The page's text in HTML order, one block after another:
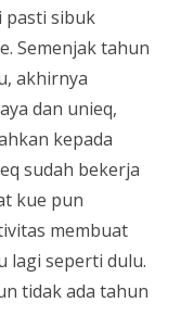
pasti sibuk
Semenjak tahun
akhirnya
dan unieq,
kepada
sudah bekerja
kue pun
membuat
lagi seperti dulu.
tidak ada tahun